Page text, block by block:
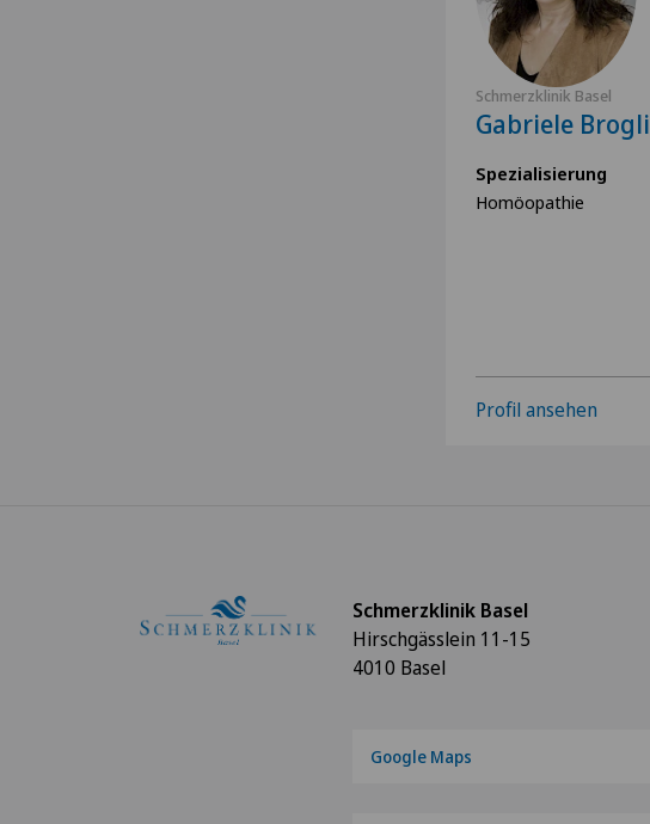
Schmerzklinik Basel
Gabriele Brogli
Spezialisierung
Homöopathie
Profil ansehen
Schmerzklinik Basel
Hirschgässlein 11-15
4010 Basel
Google Maps